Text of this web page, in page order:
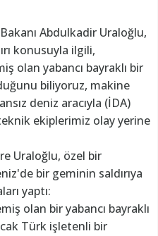
Abdulkadir Uraloğlu,
konusuyla ilgili,
olan yabancı bayraklı bir
biliyoruz, makine
deniz aracıyla (İDA)
ekiplerimiz olay yerine
Uraloğlu, özel bir
bir geminin saldırıya
yaptı:
olan bir yabancı bayraklı
Türk işletenli bir